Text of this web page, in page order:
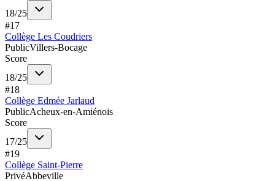
18/25
#17
Collège Les Coudriers
PublicVillers-Bocage
Score
18/25
#18
Collège Edmée Jarlaud
PublicAcheux-en-Amiénois
Score
17/25
#19
Collège Saint-Pierre
PrivéAbbeville